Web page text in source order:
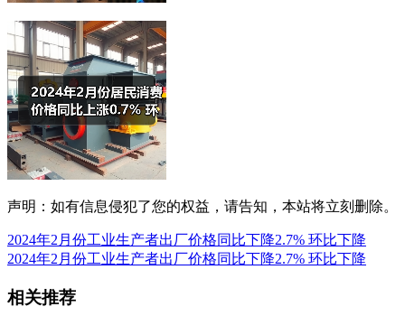
声明：如有信息侵犯了您的权益，请告知，本站将立刻删除。
2024年2月份工业生产者出厂价格同比下降2.7% 环比下降
2024年2月份工业生产者出厂价格同比下降2.7% 环比下降
相关推荐